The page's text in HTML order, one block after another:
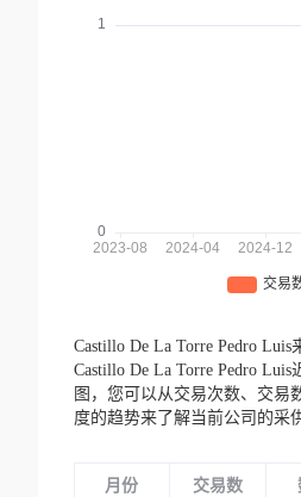
Castillo De La Torre Pedro Luis
Castillo De La Torre Pedro
图，您可以从交易次数、交易
度的趋势来了解当前公司的采
月份 交易数